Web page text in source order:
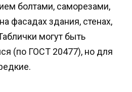
болтами, саморезами,
фасадах здания, стенах,
могут быть
(по ГОСТ 20477), но для